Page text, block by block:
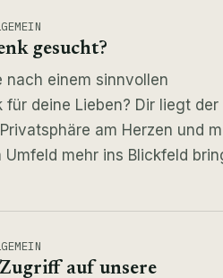
gesucht?
nach einem sinnvollen
deine Lieben? Dir liegt der
am Herzen und
Umfeld mehr ins Blickfeld
auf unsere